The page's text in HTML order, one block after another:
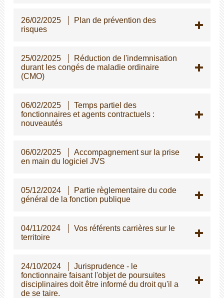
26/02/2025
Plan de prévention des
risques
25/02/2025
Réduction de l'indemnisation
durant les congés de maladie ordinaire
(CMO)
06/02/2025
Temps partiel des
fonctionnaires et agents contractuels :
nouveautés
06/02/2025
Accompagnement sur la prise
en main du logiciel JVS
05/12/2024
Partie règlementaire du code
général de la fonction publique
04/11/2024
Vos référents carrières sur le
territoire
24/10/2024
Jurisprudence - le
fonctionnaire faisant l'objet de poursuites
disciplinaires doit être informé du droit qu'il a
de se taire.